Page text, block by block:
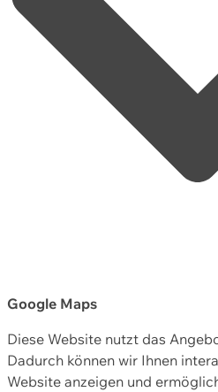
Google Maps
Diese Website nutzt das
Dadurch können wir Ihnen
Website anzeigen und